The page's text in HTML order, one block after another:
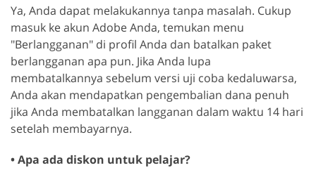
Ya, Anda dapat melakukannya tanpa masalah. Cukup
masuk ke akun Adobe Anda, temukan menu
"Berlangganan" di profil Anda dan batalkan paket
berlangganan apa pun. Jika Anda lupa
membatalkannya sebelum versi uji coba kedaluwarsa,
Anda akan mendapatkan pengembalian dana penuh
jika Anda membatalkan langganan dalam waktu 14 hari
setelah membayarnya.
• Apa ada diskon untuk pelajar?